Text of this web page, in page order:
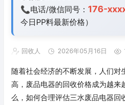
📞电话/微信同号： 176-
今日PP料最新价格）
回收人 2026年05月16日
随着社会经济的不断发展，人们对
高，废品电器的回收价格成为越来
么，如何合理评估三水废品电器回